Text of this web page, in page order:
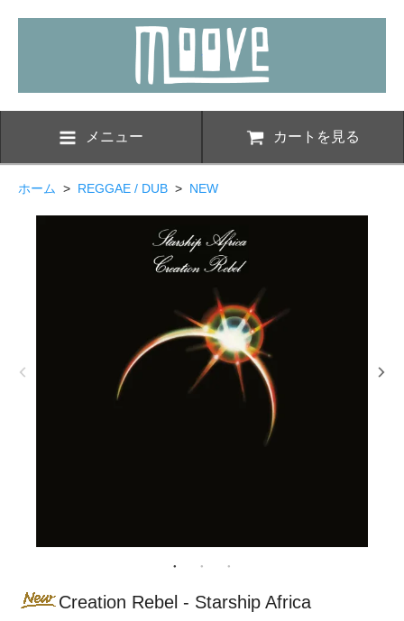
メニュー カートを見る
ホーム > REGGAE / DUB > NEW
Creation Rebel - Starship Africa